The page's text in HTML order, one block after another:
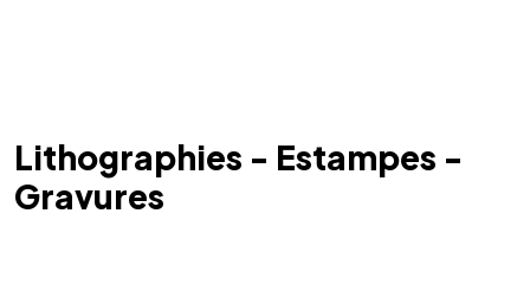
Lithographies - Estampes -
Gravures